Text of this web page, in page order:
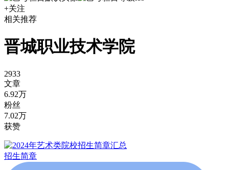
+关注
相关推荐
晋城职业技术学院
2933
文章
6.92万
粉丝
7.02万
获赞
招生简章